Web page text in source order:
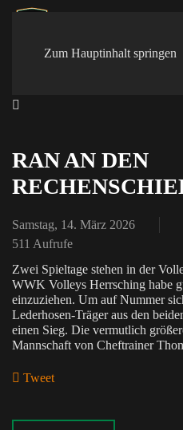
Zum Hauptinhalt springen
RAN AN DEN
Samstag, 14. März 2026
511 Aufrufe
Zwei Spieltage stehen in der
WWK Volleys Herrsching habe
einzuziehen. Um auf Nummer
Lederhosen-Träger aus den
einen Sieg. Die vermutlich
Mannschaft von Cheftrainer
Tweet